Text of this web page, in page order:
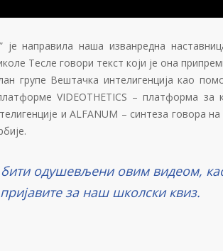
је направила наша изванредна
Тесле говори текст који је она
групе Вештачка интелигенција као
VIDEOTHETICS – платформа за
и ALFANUM – синтеза говора
одушевљени овим видеом,
за наш школски квиз.